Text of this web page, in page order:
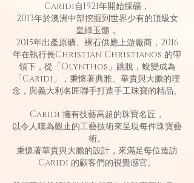
Caridi自1921年開始採礦，
2013年於澳洲中部挖掘到世界少有的頂級女
皇綠玉髓，
2015年出產原礦、裸石供應上游廠商，2016
年在執行長Christian Christianos 的帶
領下，從「Olynthos」跳脫，蛻變成為
「Caridi」，秉懷著典雅、華貴與大膽的理
念，與義大利名匠聯手打造手工珠寶的精品。
Caridi 擁有技藝高超的珠寶名匠，
以令人嘆為觀止的工藝技術來呈現每件珠寶藝
術。
秉懷著華貴與大膽的設計，來滿足每位造訪
Caridi 的顧客們的視覺感官。